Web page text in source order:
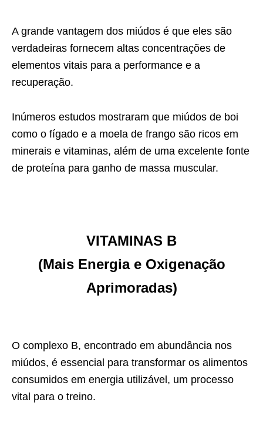
A grande vantagem dos miúdos é que eles são
verdadeiras fornecem altas concentrações de
elementos vitais para a performance e a
recuperação.
Inúmeros estudos mostraram que miúdos de boi
como o fígado e a moela de frango são ricos em
minerais e vitaminas, além de uma excelente fonte
de proteína para ganho de massa muscular.
VITAMINAS B
(Mais Energia e Oxigenação
Aprimoradas)
O complexo B, encontrado em abundância nos
miúdos, é essencial para transformar os alimentos
consumidos em energia utilizável, um processo
vital para o treino.